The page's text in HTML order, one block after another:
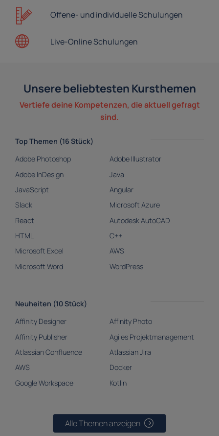
Offene- undindividuelle Schulungen
Live-OnlineSchulungen
Unsere beliebtesten Kursthemen
Vertiefe deine Kompetenzen, die aktuell gefragt
sind.
Top Themen (16 Stück)
Adobe Photoshop
Adobe Illustrator
Adobe InDesign
Java
JavaScript
Angular
Slack
Microsoft Azure
React
Autodesk AutoCAD
HTML
C++
Microsoft Excel
AWS
Microsoft Word
WordPress
Neuheiten (10 Stück)
Affinity Designer
Affinity Photo
Affinity Publisher
Agiles Projektmanagement
Atlassian Confluence
Atlassian Jira
AWS
Docker
Google Workspace
Kotlin
Alle Themen anzeigen